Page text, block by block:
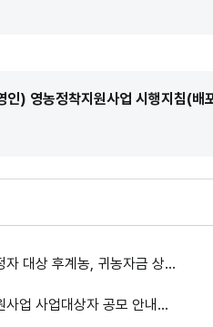
) 영농정착지원사업 시행지침(
대상 후계농, 귀농자금 상...
업 사업대상자 공모 안내...